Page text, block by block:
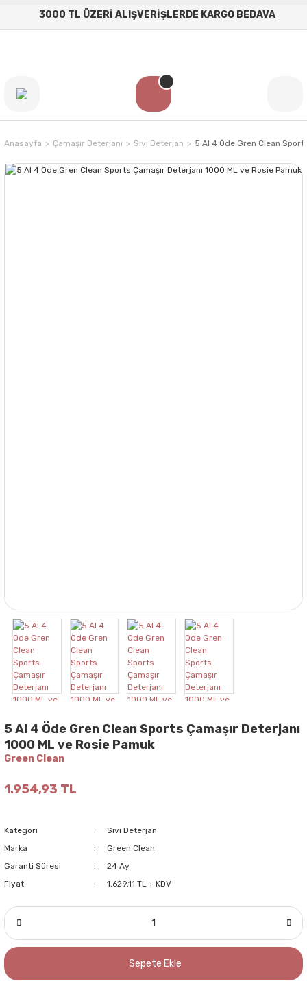
3000 TL ÜZERİ ALIŞVERİŞLERDE KARGO BEDAVA
Anasayfa Çamaşır Deterjanı Sıvı Deterjan 5 Al 4 Öde Gren Clean
5 Al 4 Öde Gren Clean Sports Çamaşır Deterjanı
1000 ML ve Rosie Pamuk
Green Clean
1.954,93 TL
Kategori
Sıvı Deterjan
Marka
Green Clean
Garanti Süresi
24 Ay
Fiyat
1.629,11 TL + KDV
Sepete Ekle